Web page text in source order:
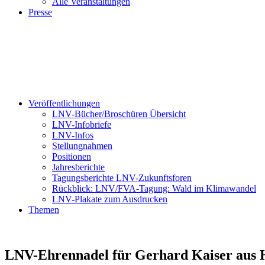
Presse
Veröffentlichungen
LNV-Bücher/Broschüren Übersicht
LNV-Infobriefe
LNV-Infos
Stellungnahmen
Positionen
Jahresberichte
Tagungsberichte LNV-Zukunftsforen
Rückblick: LNV/FVA-Tagung: Wald im Klimawandel
LNV-Plakate zum Ausdrucken
Themen
LNV-Ehrennadel für Gerhard Kaiser aus